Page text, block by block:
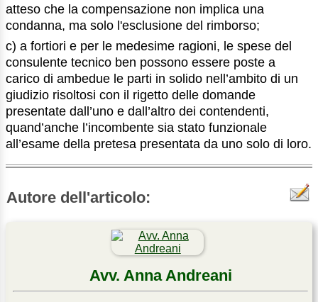
atteso che la compensazione non implica una
condanna, ma solo l'esclusione del rimborso;
c) a fortiori e per le medesime ragioni, le spese del
consulente tecnico ben possono essere poste a
carico di ambedue le parti in solido nell’ambito di un
giudizio risoltosi con il rigetto delle domande
presentate dall’uno e dall’altro dei contendenti,
quand’anche l’incombente sia stato funzionale
all’esame della pretesa presentata da uno solo di loro.
Autore dell'articolo:
Avv. Anna Andreani